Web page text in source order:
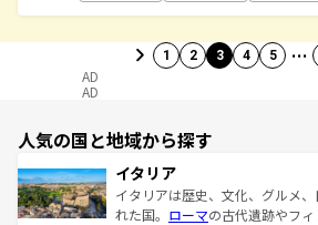
1 2 3 4 5 …
AD
AD
人気の国と地域から探す
イタリア
イタリアは歴史、文化、グルメ
れた国。 ローマの古代遺跡やフ